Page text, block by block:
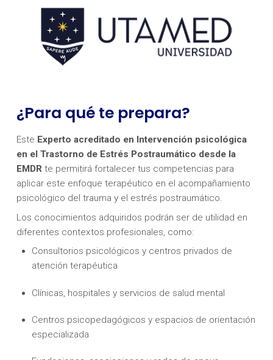
¿Para qué te prepara?
Este Experto acreditado en Intervención psicológica
en el Trastorno de Estrés Postraumático desde la
EMDR te permitirá fortalecer tus competencias para
aplicar este enfoque terapéutico en el acompañamiento
psicológico del trauma y el estrés postraumático.
Los conocimientos adquiridos podrán ser de utilidad en
diferentes contextos profesionales, como:
Consultorios psicológicos y centros privados de
atención terapéutica
Clínicas, hospitales y servicios de salud mental
Centros psicopedagógicos y espacios de orientación
especializada